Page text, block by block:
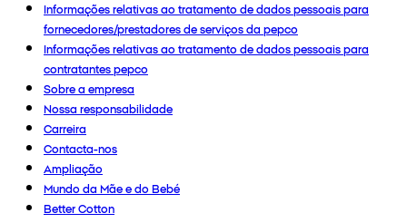
Informações relativas ao tratamento de dados pessoais para
fornecedores/prestadores de serviços da pepco
Informações relativas ao tratamento de dados pessoais para
contratantes pepco
Sobre a empresa
Nossa responsabilidade
Carreira
Contacta-nos
Ampliação
Mundo da Mãe e do Bebé
Better Cotton